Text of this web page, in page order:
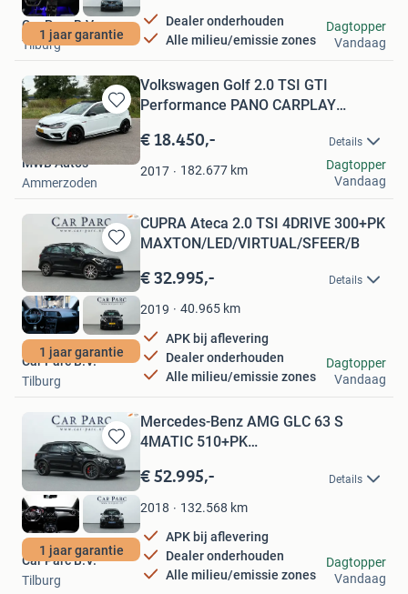
1 jaar garantie
Dealer onderhouden
Alle milieu/emissie zones
Car Parc B.V.
Tilburg
Dagtopper
Vandaag
Bewaren
in
Mijn
Favorieten
Volkswagen Golf 2.0 TSI GTI
Performance PANO CARPLAY
€ 18.450,- Details
2017 182.677 km
MWB Auto's
Ammerzoden
Dagtopper
Vandaag
Bewaren
in
Favorieten
1 jaar garantie
CUPRA Ateca 2.0 TSI 4DRIVE 300+PK
MAXTON/LED/VIRTUAL/SFEER/B
€ 32.995,- Details
2019 40.965 km
APK bij aflevering
Dealer onderhouden
Alle milieu/emissie zones
Car Parc B.V.
Tilburg
Dagtopper
Vandaag
Bewaren
in
Mijn
Favorieten
1 jaar garantie
Mercedes-Benz AMG GLC 63 S
4MATIC 510+PK
€ 52.995,- Details
2018 132.568 km
APK bij aflevering
Dealer onderhouden
Alle milieu/emissie zones
Car Parc B.V.
Tilburg
Dagtopper
Vandaag